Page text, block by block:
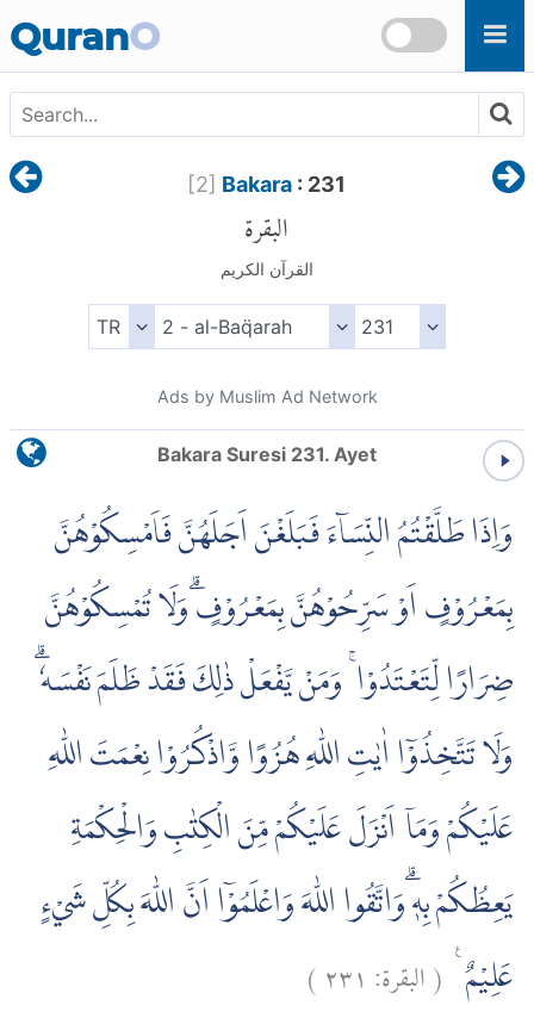
QuranO
[2] Bakara : 231
البقرة
القرآن الكريم
Ads by Muslim Ad Network
Bakara Suresi 231. Ayet
وَاِذَا طَلَّقْتُمُ النِّسَاۤءَ فَبَلَغْنَ اَجَلَهُنَّ فَاَمْسِكُوْهُنَّ
بِمَعْرُوْفٍ اَوْ سَرِّحُوْهُنَّ بِمَعْرُوْفٍۗ وَلَا تُمْسِكُوْهُنَّ
ضِرَارًا لِّتَعْتَدُوْا ۚ وَمَنْ يَّفْعَلْ ذٰلِكَ فَقَدْ ظَلَمَ نَفْسَهٗ ۗ
وَلَا تَتَّخِذُوْٓا اٰيٰتِ اللّٰهِ هُزُوًا وَّاذْكُرُوْا نِعْمَتَ اللّٰهِ
عَلَيْكُمْ وَمَآ اَنْزَلَ عَلَيْكُمْ مِّنَ الْكِتٰبِ وَالْحِكْمَةِ
يَعِظُكُمْ بِهٖ ۗوَاتَّقُوا اللّٰهَ وَاعْلَمُوْٓا اَنَّ اللّٰهَ بِكُلِّ شَيْءٍ
عَلِيْمٌ ࣖ (البقرة: ٢٣١)